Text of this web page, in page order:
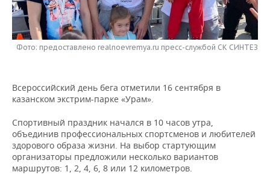
НЕФТЕХИМИЯ
НЕФТЬ
ЭНЕРГЕТИКА
РОЗНИЧНАЯ ТОРГОВЛЯ
ТРАНСПОРТ
НОВОСТИ ТЕХНОЛОГИЙ
IT
ТЕЛЕКОММУНИКАЦИИ
МЕРОПРИЯТИЯ
НОВОСТИ МЕРОПРИЯТИЙ
БИЗНЕС-БРАНЧИ
ONLINE-КОНФЕРЕНЦИИ
ОТКРЫТАЯ ЛЕКЦИЯ
СПОРТ
ФУТБОЛ
ХОККЕЙ
БАСКЕТБОЛ
НОВОСТИ ОБЩЕСТВА
ВЛАСТЬ
ИНФРАСТРУКТУРА
ФОТОГАЛЕРЕЯ
СЮЖЕТЫ
СПРАВОЧНИК
Фото: предоставлено realnoevremya.ru пресс-службой СК СИНТЕЗ
Всероссийский день бега отметили 16 сентября в
казанском экстрим-парке «Урам».
Спортивный праздник начался в 10 часов утра,
объединив профессиональных спортсменов и любителей
здорового образа жизни. На выбор стартующим
организаторы предложили несколько вариантов
маршрутов: 1, 2, 4, 6, 8 или 12 километров.